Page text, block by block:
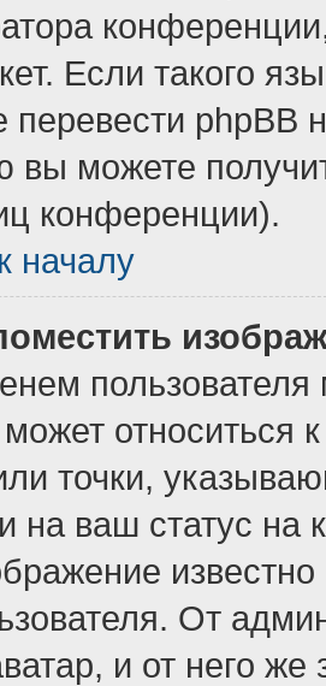
Если такого
перевести phpBB
можете
конференции).
началу
пользователя
относиться
точки,
на ваш статус
От
и от него же